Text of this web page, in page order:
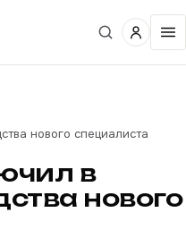
нового специалиста
в
нового